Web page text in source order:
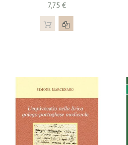
7,75 €